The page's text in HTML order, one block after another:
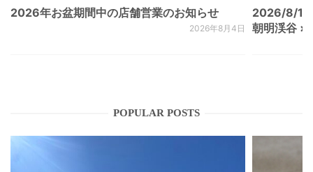
2026年お盆期間中の店舗営業のお知らせ
2026年8月4日
2026/8/
朝明渓谷 ×
POPULAR POSTS